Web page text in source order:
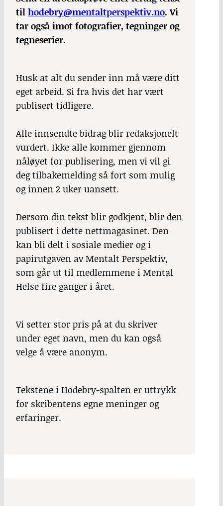
tilhodebry@mentaltperspektiv.no. Vi
tar også imot fotografier, tegninger og
tegneserier.
Husk at alt du sender inn må være ditt
eget arbeid. Si fra hvis det har vært
publisert tidligere.
Alle innsendte bidrag blir redaksjonelt
vurdert. Ikke alle kommer gjennom
nåløyet for publisering, men vi vil gi
deg tilbakemelding så fort som mulig
og innen 2 uker uansett.
Dersom din tekst blir godkjent, blir den
publisert i dette nettmagasinet. Den
kan bli delt i sosiale medier og i
papirutgaven av Mentalt Perspektiv,
som går ut til medlemmene i Mental
Helse fire ganger i året.
Vi setter stor pris på at du skriver
under eget navn, men du kan også
velge å være anonym.
Tekstene i Hodebry-spalten er uttrykk
for skribentens egne meninger og
erfaringer.